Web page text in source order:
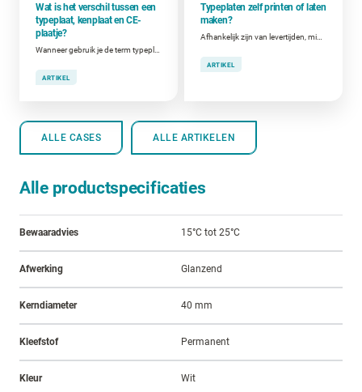
Wat is het verschil tussen een
typeplaat, kenplaat en CE-
plaatje?
ARTIKEL
Typeplaten zelf printen of laten
maken?
ARTIKEL
ALLE CASES ALLE ARTIKELEN
Alle productspecificaties
Bewaaradvies 15°C tot 25°C
Afwerking Glanzend
Kerndiameter 40 mm
Kleefstof Permanent
Kleur Wit